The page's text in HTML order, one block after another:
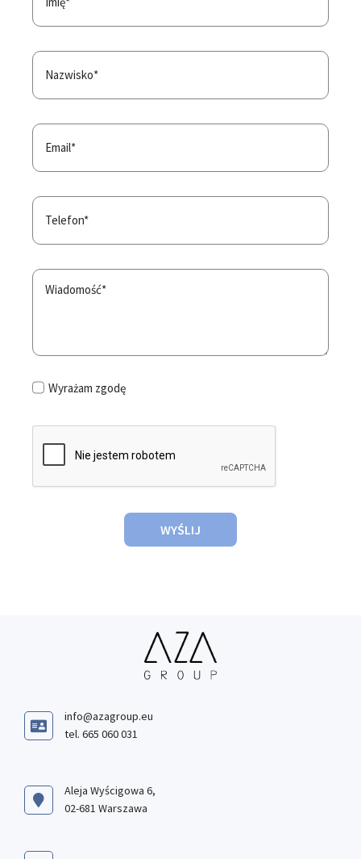
Wyrażam zgodę
WYŚLIJ
info@azagroup.eu
tel. 665 060 031
Aleja Wyścigowa 6,
02-681 Warszawa